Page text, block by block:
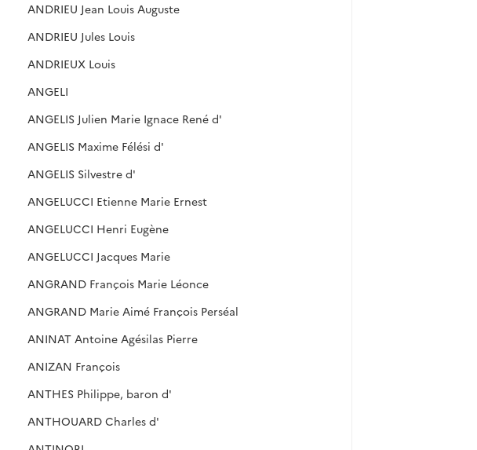
ANDRIEU Jean Louis Auguste
ANDRIEU Jules Louis
ANDRIEUX Louis
ANGELI
ANGELIS Julien Marie Ignace René d'
ANGELIS Maxime Félési d'
ANGELIS Silvestre d'
ANGELUCCI Etienne Marie Ernest
ANGELUCCI Henri Eugène
ANGELUCCI Jacques Marie
ANGRAND François Marie Léonce
ANGRAND Marie Aimé François Perséal
ANINAT Antoine Agésilas Pierre
ANIZAN François
ANTHES Philippe, baron d'
ANTHOUARD Charles d'